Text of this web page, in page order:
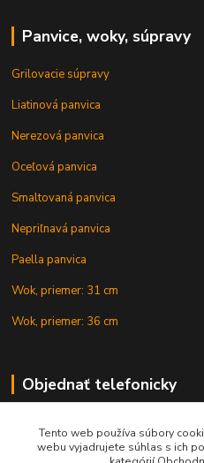
Panvice, woky, súpravy
Grilovacie súpravy
Liatinová panvica
Nerezová panvica
Oceľová panvica
Smaltovaná panvica
Nepriľnavá panvica
Paella panvica
Wok, priemer: 31 cm
Wok, priemer: 36 cm
Objednať telefonicky
+421 902 212
Tento web používa súbory
webu vyjadrujete súhlas s ich